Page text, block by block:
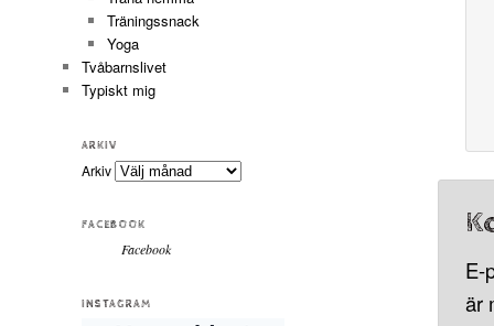
E-
är
Träningssnack
Yoga
Tvåbarnslivet
Typiskt mig
ARKIV
Arkiv
FACEBOOK
Facebook
INSTAGRAM